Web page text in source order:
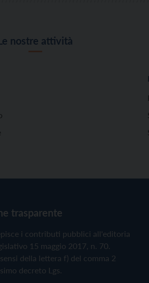
nostre attività
trasparente
i contributi pubblici all'editoria
15 maggio 2017, n. 70.
della lettera f) del comma 2
decreto Lgs.